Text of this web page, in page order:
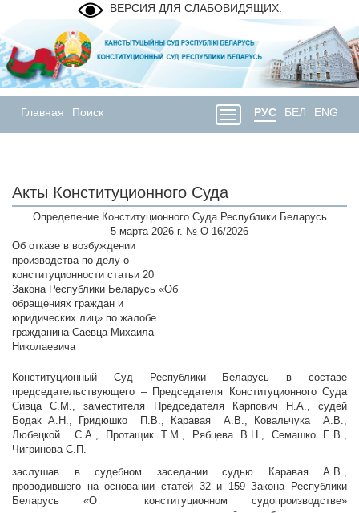
ВЕРСИЯ ДЛЯ СЛАБОВИДЯЩИХ.
Главная Поиск РУС БЕЛ ENG
Акты Конституционного Суда
Определение Конституционного Суда Республики Беларусь
5 марта 2026 г. № О-16/2026
Об отказе в возбуждении
производства по делу о
конституционности статьи 20
Закона Республики Беларусь «Об
обращениях граждан и
юридических лиц» по жалобе
гражданина Саевца Михаила
Николаевича
Конституционный Суд Республики Беларусь в составе
председательствующего – Председателя Конституционного Суда
Сивца С.М., заместителя Председателя Карпович Н.А., судей
Бодак А.Н., Гридюшко П.В., Каравая А.В., Ковальчука А.В.,
Любецкой С.А., Протащик Т.М., Рябцева В.Н., Семашко Е.В.,
Чигринова С.П.
заслушав в судебном заседании судью Каравая А.В.,
проводившего на основании статей 32 и 159 Закона Республики
Беларусь «О конституционном судопроизводстве»